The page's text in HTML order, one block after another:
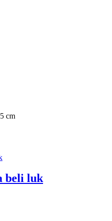
cm
beli luk